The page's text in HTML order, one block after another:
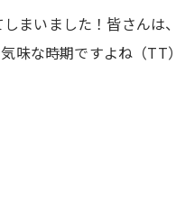
まいました！皆さんは
味な時期ですよね（TT